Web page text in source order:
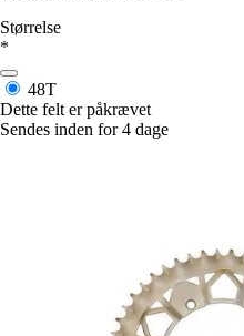
Størrelse
*
48T
Dette felt er påkrævet
Sendes inden for 4 dage